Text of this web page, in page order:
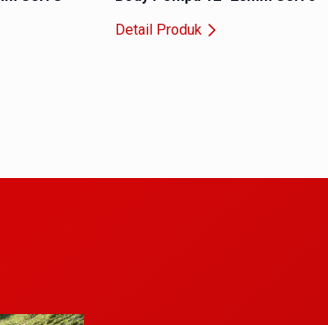
las CO₂ untuk memastikan sambungan
Detail Produk